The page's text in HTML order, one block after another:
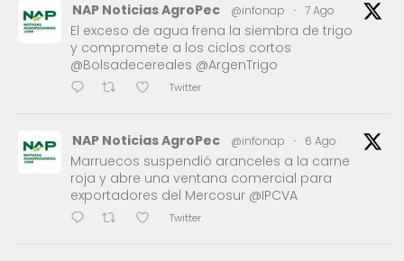
NAP Noticias AgroPec @infonap · 7 Ago
El exceso de agua frena la siembra de trigo
y compromete a los ciclos cortos
@Bolsadecereales @ArgenTrigo
Twitter
NAP Noticias AgroPec @infonap · 6 Ago
Marruecos suspendió aranceles a la carne
roja y abre una ventana comercial para
exportadores del Mercosur @IPCVA
Twitter